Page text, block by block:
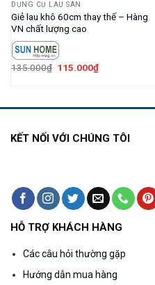
DỤNG CỤ LAU SÀN
Giẻ lau khô 60cm thay thế – Hàng
VN chất lượng cao
135.000₫ Giá
115.000₫Giá
KẾT NỐI VỚI CHÚNG TÔI
HỖ TRỢ KHÁCH HÀNG
Các câu hỏi thường gặp
Hướng dẫn mua hàng